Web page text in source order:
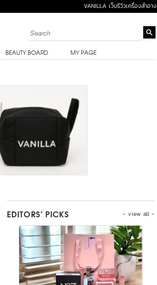
VANILLA เว็บรีวิวเครื่องสำอาง
BEAUTY BOARD MY PAGE
- view all -
EDITORS’ PICKS